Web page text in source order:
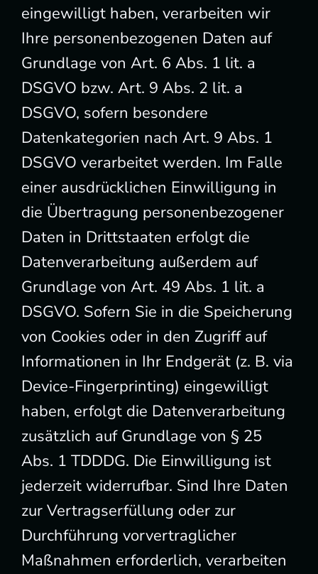
eingewilligt haben, verarbeiten wir
Ihre personenbezogenen Daten auf
Grundlage von Art. 6 Abs. 1 lit. a
DSGVO bzw. Art. 9 Abs. 2 lit. a
DSGVO, sofern besondere
Datenkategorien nach Art. 9 Abs. 1
DSGVO verarbeitet werden. Im Falle
einer ausdrücklichen Einwilligung in
die Übertragung personenbezogener
Daten in Drittstaaten erfolgt die
Datenverarbeitung außerdem auf
Grundlage von Art. 49 Abs. 1 lit. a
DSGVO. Sofern Sie in die Speicherung
von Cookies oder in den Zugriff auf
Informationen in Ihr Endgerät (z. B. via
Device-Fingerprinting) eingewilligt
haben, erfolgt die Datenverarbeitung
zusätzlich auf Grundlage von § 25
Abs. 1 TDDDG. Die Einwilligung ist
jederzeit widerrufbar. Sind Ihre Daten
zur Vertragserfüllung oder zur
Durchführung vorvertraglicher
Maßnahmen erforderlich, verarbeiten